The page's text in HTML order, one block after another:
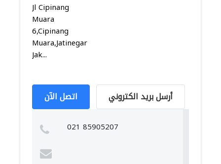
Jl Cipinang
Muara
6,Cipinang
Muara,Jatinegara,
Jak...
اتصل الآن أرسل بريد الكتروني
021 85905207